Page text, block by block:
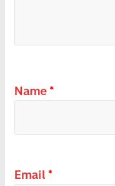
Name *
Email *